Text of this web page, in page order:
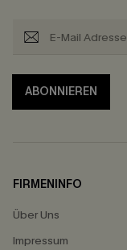
ABONNIEREN
FIRMENINFO
Über Uns
Impressum